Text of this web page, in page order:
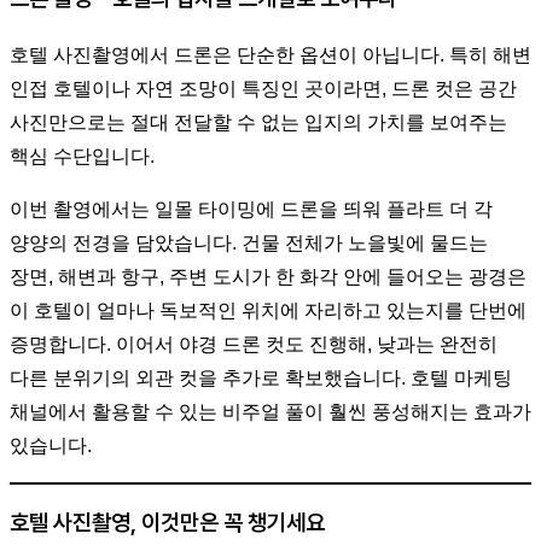
호텔 사진촬영에서 드론은 단순한 옵션이 아닙니다. 특히 해변
인접 호텔이나 자연 조망이 특징인 곳이라면, 드론 컷은 공간
사진만으로는 절대 전달할 수 없는 입지의 가치를 보여주는
핵심 수단입니다.
이번 촬영에서는 일몰 타이밍에 드론을 띄워 플라트 더 각
양양의 전경을 담았습니다. 건물 전체가 노을빛에 물드는
장면, 해변과 항구, 주변 도시가 한 화각 안에 들어오는 광경은
이 호텔이 얼마나 독보적인 위치에 자리하고 있는지를 단번에
증명합니다. 이어서 야경 드론 컷도 진행해, 낮과는 완전히
다른 분위기의 외관 컷을 추가로 확보했습니다. 호텔 마케팅
채널에서 활용할 수 있는 비주얼 풀이 훨씬 풍성해지는 효과가
있습니다.
호텔 사진촬영, 이것만은 꼭 챙기세요